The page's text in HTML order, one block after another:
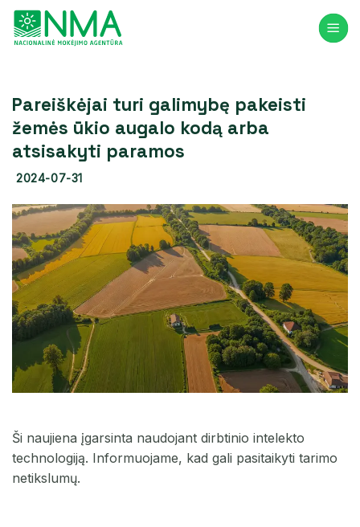
Skip
content
Pareiškėjai turi galimybę pakeisti
žemės ūkio augalo kodą arba
atsisakyti paramos
2024-07-31
Ši naujiena įgarsinta naudojant dirbtinio intelekto
technologiją. Informuojame, kad gali pasitaikyti tarimo
netikslumų.